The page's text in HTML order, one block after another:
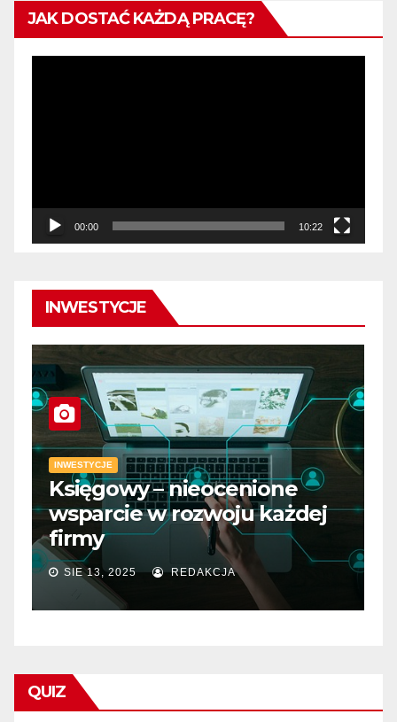
JAK DOSTAĆ KAŻDĄ PRACĘ?
00:00 10:22
INWESTYCJE
INWESTYCJE
Księgowy – nieocenione
wsparcie w rozwoju każdej
firmy
SIE 13, 2025 REDAKCJA
QUIZ